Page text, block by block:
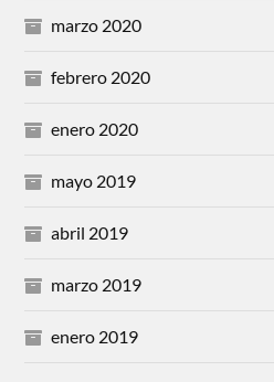
marzo 2020
febrero 2020
enero 2020
mayo 2019
abril 2019
marzo 2019
enero 2019